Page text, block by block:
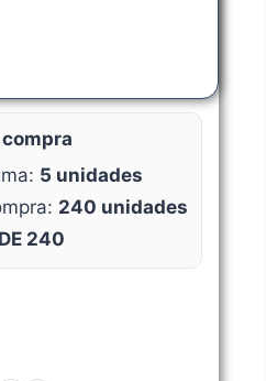
5 unidades
240 unidades
240